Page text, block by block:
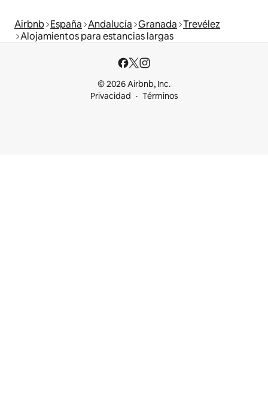
Airbnb España Andalucía Granada Trevélez
Alojamientos para estancias largas
© 2026 Airbnb, Inc.
Privacidad
Términos